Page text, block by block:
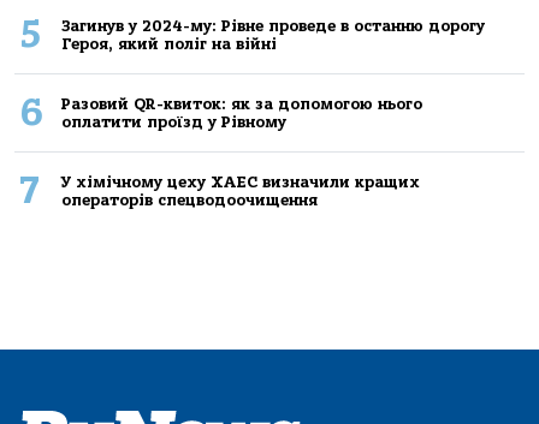
5
Загинув у 2024-му: Рівне проведе в останню дорогу
Героя, який поліг на війні
6
Разовий QR-квиток: як за допомогою нього
оплатити проїзд у Рівному
7
У хімічному цеху ХАЕС визначили кращих
операторів спецводоочищення